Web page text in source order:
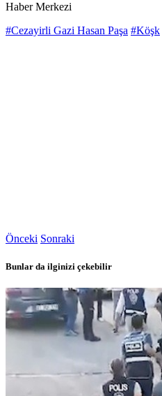
Haber Merkezi
#Cezayirli Gazi Hasan Paşa #Köşk
Önceki Sonraki
Bunlar da ilginizi çekebilir